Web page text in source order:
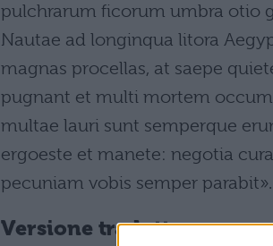
pulchrarum ficorum umbra otio
Nautae ad longinqua litora
magnas procellas, at saepe
pugnant et multi mortem
multae lauri sunt semperque
ergoeste et manete: negotia
pecuniam vobis semper parabit».
Versione tradotta